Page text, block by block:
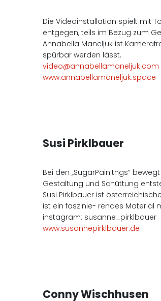
Die Videoinstallation spielt mit
entgegen, teils im Bezug zum
Annabella Maneljuk ist
spürbar werden lässt.
video@annabellamaneljuk.com
www.annabellamaneljuk.space
Susi Pirklbauer
Bei den „SugarPainitngs“
Gestaltung und Schüttung
Susi Pirklbauer ist
ist ein faszinie- rendes Material
instagram: susanne_pirklbauer
www.susannepirklbauer.de
Conny Wischhusen